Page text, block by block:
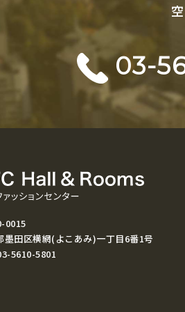
03-
0015
墨田区横網(よこあみ)一丁目6番1号
5610-5801